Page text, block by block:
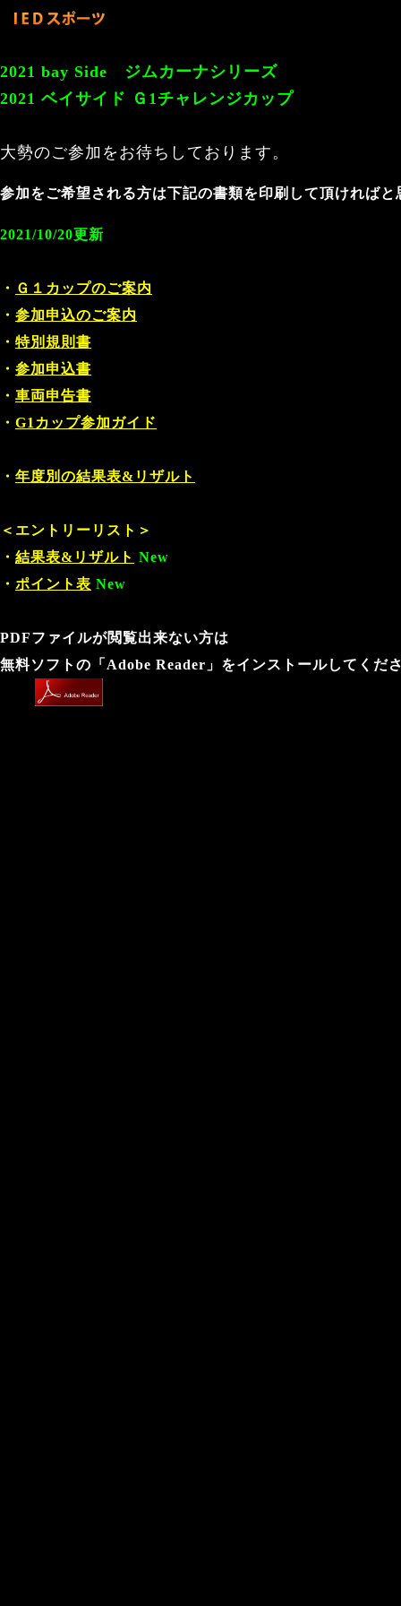
2021 bay Side ジムカーナシリーズ
2021 ベイサイド Ｇ1チャレンジカップ
大勢のご参加をお待ちしております。
参加をご希望される方は下記の書類を印刷して頂ければと
2021/10/20更新
・ Ｇ１カップのご案内
・ 参加申込のご案内
・ 特別規則書
・ 参加申込書
・ 車両申告書
・ G1カップ参加ガイド
・ 年度別の結果表&リザルト
＜エントリーリスト＞
・ 結果表&リザルト New
・ ポイント表 New
PDFファイルが閲覧出来ない方は
無料ソフトの「Adobe Reader」をインストールしてくだ